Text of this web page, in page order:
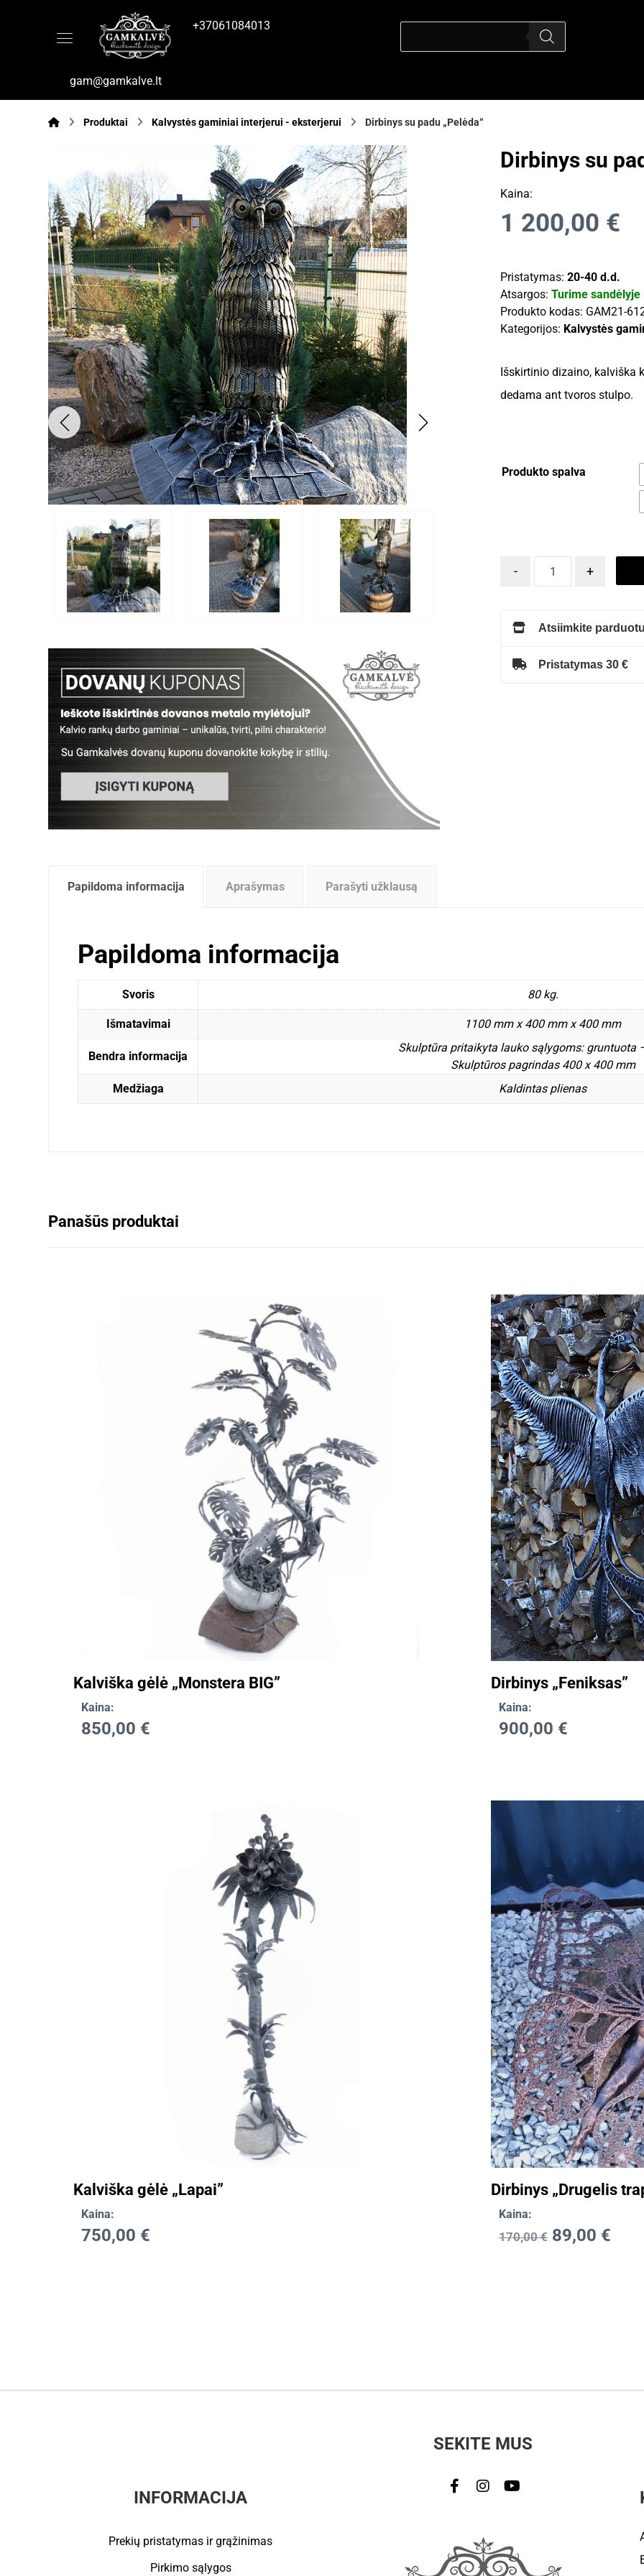
+37061084013
gam@gamkalve.lt
Produktai Kalvystės gaminiai interjerui - eksterjerui Dirbinys su padu „Pelėda“
Dirbinys su
Kaina:
1 200,00 €
Pristatymas:20-40 d.d.
Atsargos:Turime sandėlyje
Produkto kodas: GAM21-
Kategorijos: Kalvystės
Išskirtinio dizaino, kalviška
dedama ant tvoros stulpo.
Produkto spalva
- +
Atsiimkite
Pristatymas 30 €
Papildoma informacija Aprašymas Parašyti užklausą
Papildoma informacija
Svoris 80 kg.
Išmatavimai 1100 mm x 400 mm x 400 mm
Bendra informacija
Skulptūra pritaikyta lauko sąlygoms: gruntuota
Skulptūros pagrindas 400 x 400 mm
Medžiaga
Kaldintas plienas
Panašūs produktai
Kalviška gėlė „Monstera BIG”
Kaina:
850,00 €
Dirbinys „Feniksas”
Kaina:
900,00 €
Kalviška gėlė „Lapai”
Kaina:
750,00 €
Dirbinys „Drugelis
Kaina:
170,00€ 89,00 €
INFORMACIJA
Prekių pristatymas ir grąžinimas
Pirkimo sąlygos
SEKITE MUS